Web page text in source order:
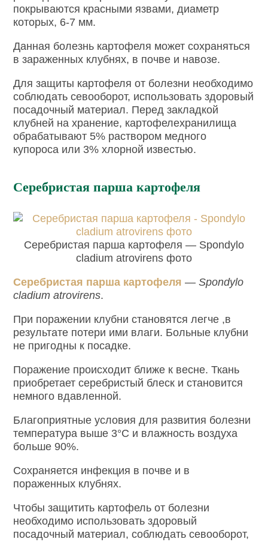
покрываются красными язвами, диаметр
которых, 6-7 мм.
Данная болезнь картофеля может сохраняться
в зараженных клубнях, в почве и навозе.
Для защиты картофеля от болезни необходимо
соблюдать севооборот, использовать здоровый
посадочный материал. Перед закладкой
клубней на хранение, картофелехранилища
обрабатывают 5% раствором медного
купороса или 3% хлорной известью.
Серебристая парша картофеля
Серебристая парша картофеля — Spondylo
cladium atrovirens фото
Серебристая парша картофеля —Spondylo
cladium atrovirens.
При поражении клубни становятся легче ,в
результате потери ими влаги. Больные клубни
не пригодны к посадке.
Поражение происходит ближе к весне. Ткань
приобретает серебристый блеск и становится
немного вдавленной.
Благоприятные условия для развития болезни
температура выше 3°С и влажность воздуха
больше 90%.
Сохраняется инфекция в почве и в
пораженных клубнях.
Чтобы защитить картофель от болезни
необходимо использовать здоровый
посадочный материал, соблюдать севооборот,